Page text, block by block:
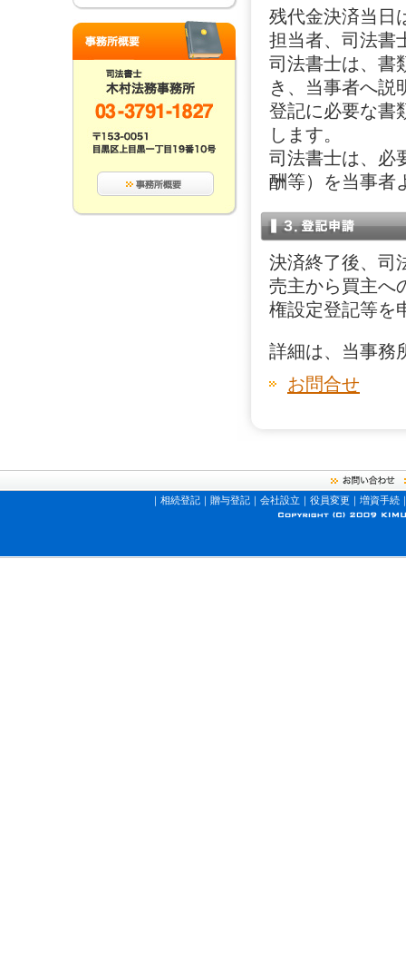
残代金決済当日
担当者、司法書
司法書士は、書
き、当事者へ説
登記に必要な書
します。
司法書士は、必
酬等）を当事者
決済終了後、司
売主から買主へ
権設定登記等を
詳細は、当事務
お問合せ
｜ 相続登記｜ 贈与登記｜ 会社設立 ｜ 役員変更 ｜ 増資手続